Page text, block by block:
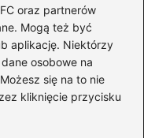
oraz partnerów
Mogą też być
aplikację. Niektórzy
osobowe na
się na to nie
kliknięcie przycisku